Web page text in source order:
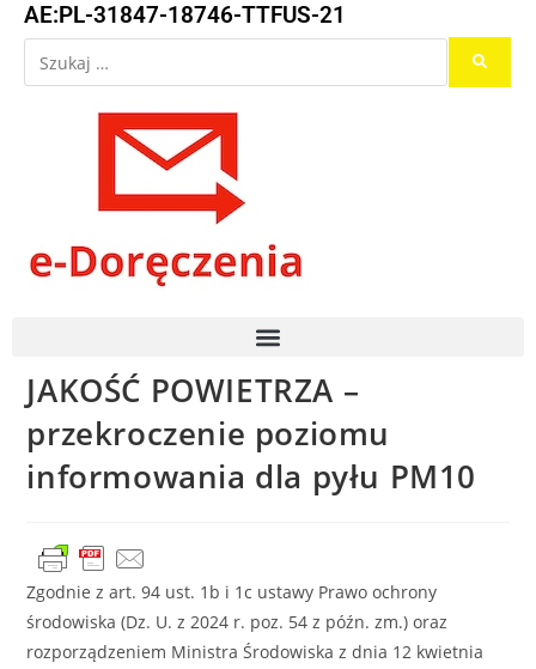
AE:PL-31847-18746-TTFUS-21
JAKOŚĆ POWIETRZA –
przekroczenie poziomu
informowania dla pyłu PM10
Zgodnie z art. 94 ust. 1b i 1c ustawy Prawo ochrony
środowiska (Dz. U. z 2024 r. poz. 54 z późn. zm.) oraz
rozporządzeniem Ministra Środowiska z dnia 12 kwietnia